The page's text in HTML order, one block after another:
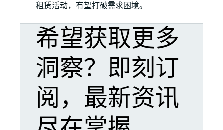
租赁活动，有望打破需求困境。
希望获取更多
洞察？即刻订
阅，最新资讯